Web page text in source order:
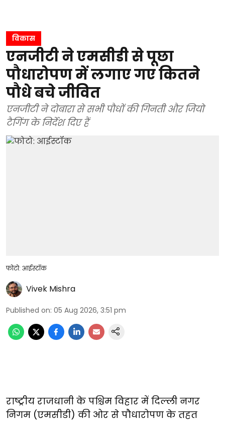
विकास
एनजीटी ने एमसीडी से पूछा
पौधारोपण में लगाए गए कितने
पौधे बचे जीवित
एनजीटी ने दोबारा से सभी पौधों की गिनती और जियो
टैगिंग के निर्देश दिए हैं
फोटो: आईस्टॉक
Vivek Mishra
Published on: 05 Aug 2026, 3:51 pm
राष्ट्रीय राजधानी के पश्चिम विहार में दिल्ली नगर
निगम (एमसीडी) की ओर से पौधारोपण के तहत